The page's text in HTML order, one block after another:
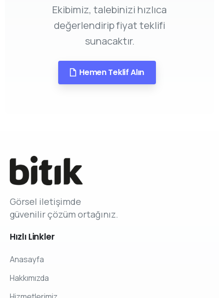
Ekibimiz, talebinizi hızlıca
değerlendirip fiyat teklifi
sunacaktır.
Hemen Teklif Alın
Görsel iletişimde
güvenilir çözüm ortağınız.
Hızlı Linkler
Anasayfa
Hakkımızda